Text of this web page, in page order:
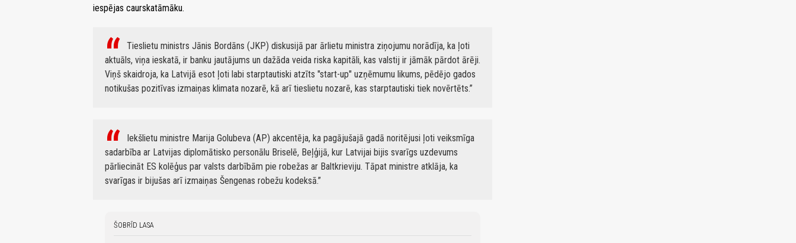
iespējas caurskatāmāku.
Tieslietu ministrs Jānis Bordāns (JKP) diskusijā par ārlietu ministra ziņojumu norādīja, ka ļoti
aktuāls, viņa ieskatā, ir banku jautājums un dažāda veida riska kapitāli, kas valstij ir jāmāk pārdot ārēji.
Viņš skaidroja, ka Latvijā esot ļoti labi starptautiski atzīts "start-up" uzņēmumu likums, pēdējo gados
notikušas pozitīvas izmaiņas klimata nozarē, kā arī tieslietu nozarē, kas starptautiski tiek novērtēts.
Iekšlietu ministre Marija Golubeva (AP) akcentēja, ka pagājušajā gadā noritējusi ļoti veiksmīga
sadarbība ar Latvijas diplomātisko personālu Briselē, Beļģijā, kur Latvijai bijis svarīgs uzdevums
pārliecināt ES kolēģus par valsts darbībām pie robežas ar Baltkrieviju. Tāpat ministre atklāja, ka
svarīgas ir bijušas arī izmaiņas Šengenas robežu kodeksā.
ŠOBRĪD LASA